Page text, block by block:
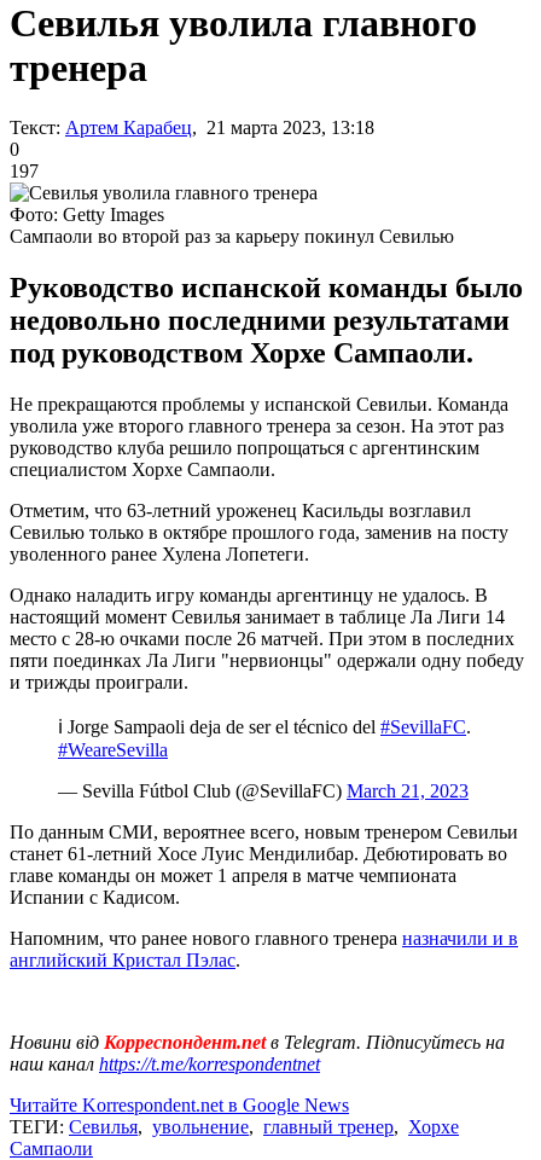
Севилья уволила главного
тренера
Текст: Артем Карабец, 21 марта 2023, 13:18
0
197
Фото: Getty Images
Сампаоли во второй раз за карьеру покинул Севилью
Руководство испанской команды было
недовольно последними результатами
под руководством Хорхе Сампаоли.
Не прекращаются проблемы у испанской Севильи. Команда
уволила уже второго главного тренера за сезон. На этот раз
руководство клуба решило попрощаться с аргентинским
специалистом Хорхе Сампаоли.
Отметим, что 63-летний уроженец Касильды возглавил
Севилью только в октябре прошлого года, заменив на посту
уволенного ранее Хулена Лопетеги.
Однако наладить игру команды аргентинцу не удалось. В
настоящий момент Севилья занимает в таблице Ла Лиги 14
место с 28-ю очками после 26 матчей. При этом в последних
пяти поединках Ла Лиги "нервионцы" одержали одну победу
и трижды проиграли.
ℹ️ Jorge Sampaoli deja de ser el técnico del #SevillaFC.
#WeareSevilla
— Sevilla Fútbol Club (@SevillaFC) March 21, 2023
По данным СМИ, вероятнее всего, новым тренером Севильи
станет 61-летний Хосе Луис Мендилибар. Дебютировать во
главе команды он может 1 апреля в матче чемпионата
Испании с Кадисом.
Напомним, что ранее нового главного тренера назначили и в
английский Кристал Пэлас.
Новини від Корреспондент.netв Telegram. Підписуйтесь на
наш канал https://t.me/korrespondentnet
Читайте Korrespondent.net в Google News
ТЕГИ: Севилья, увольнение, главный тренер, Хорхе
Сампаоли